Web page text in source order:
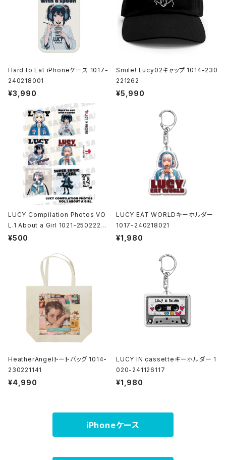
Hard to Eat iPhoneケース 1017-
240218001
¥3,990
Smile! Lucy02キャップ 1014-230
221262
¥5,990
LUCY Compilation Photos VO
L.1 About a Girl 1021-25022200
1
¥500
LUCY EAT WORLDキーホルダー
1017-240218021
¥1,980
HeatherAngelトートバッグ 1014-
230221141
¥4,990
LUCY IN cassetteキーホルダー 1
020-241126117
¥1,980
iPhoneケース